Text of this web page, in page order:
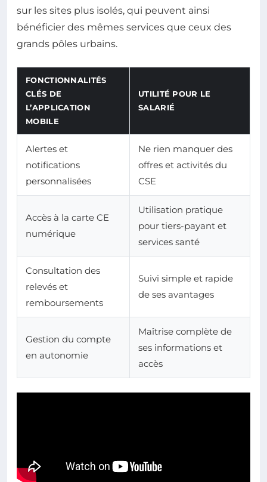
sur les sites plus isolés, qui peuvent ainsi
bénéficier des mêmes services que ceux des
grands pôles urbains.
FONCTIONNALITÉS
CLÉS DE
L’APPLICATION
MOBILE
UTILITÉ POUR LE
SALARIÉ
Alertes et
notifications
personnalisées
Ne rien manquer des
offres et activités du
CSE
Accès à la carte CE
numérique
Utilisation pratique
pour tiers-payant et
services santé
Consultation des
relevés et
remboursements
Suivi simple et rapide
de ses avantages
Gestion du compte
en autonomie
Maîtrise complète de
ses informations et
accès